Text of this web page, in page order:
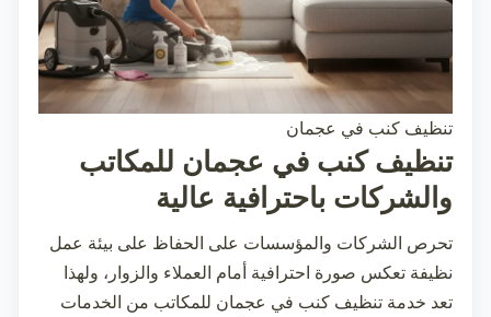
تنظيف كنب في عجمان
تنظيف كنب في عجمان للمكاتب
والشركات باحترافية عالية
تحرص الشركات والمؤسسات على الحفاظ على بيئة عمل
نظيفة تعكس صورة احترافية أمام العملاء والزوار، ولهذا
تعد خدمة تنظيف كنب في عجمان للمكاتب من الخدمات